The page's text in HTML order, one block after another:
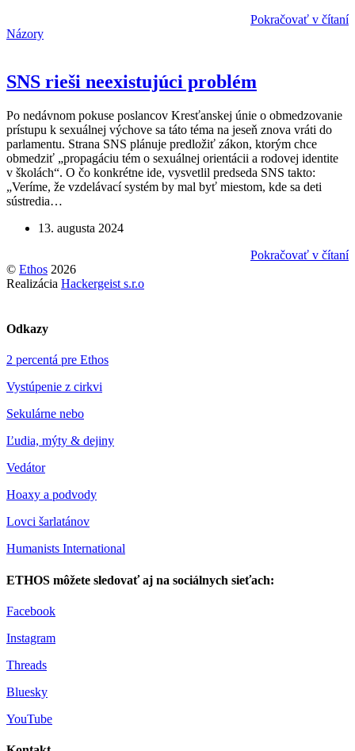
Pokračovať v čítaní
Názory
SNS rieši neexistujúci problém
Po nedávnom pokuse poslancov Kresťanskej únie o obmedzovanie
prístupu k sexuálnej výchove sa táto téma na jeseň znova vráti do
parlamentu. Strana SNS plánuje predložiť zákon, ktorým chce
obmedziť „propagáciu tém o sexuálnej orientácii a rodovej identite
v školách“. O čo konkrétne ide, vysvetlil predseda SNS takto:
„Veríme, že vzdelávací systém by mal byť miestom, kde sa deti
sústredia…
13. augusta 2024
Pokračovať v čítaní
© Ethos 2026
Realizácia Hackergeist s.r.o
Odkazy
2 percentá pre Ethos
Vystúpenie z cirkvi
Sekulárne nebo
Ľudia, mýty & dejiny
Vedátor
Hoaxy a podvody
Lovci šarlatánov
Humanists International
ETHOS môžete sledovať aj na sociálnych sieťach:
Facebook
Instagram
Threads
Bluesky
YouTube